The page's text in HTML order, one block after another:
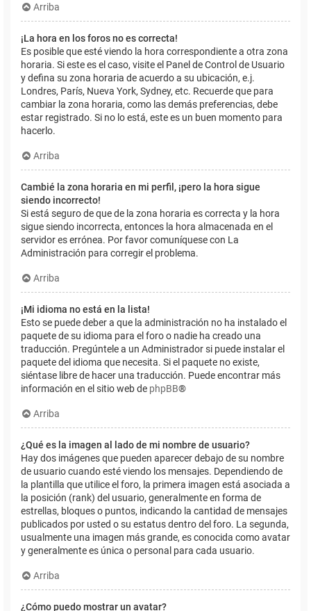
Arriba
¡La hora en los foros no es correcta!
Es posible que esté viendo la hora correspondiente a otra zona
horaria. Si este es el caso, visite el Panel de Control de Usuario
y defina su zona horaria de acuerdo a su ubicación, e.j.
Londres, París, Nueva York, Sydney, etc. Recuerde que para
cambiar la zona horaria, como las demás preferencias, debe
estar registrado. Si no lo está, este es un buen momento para
hacerlo.
Arriba
Cambié la zona horaria en mi perfil, ¡pero la hora sigue
siendo incorrecto!
Si está seguro de que de la zona horaria es correcta y la hora
sigue siendo incorrecta, entonces la hora almacenada en el
servidor es errónea. Por favor comuníquese con La
Administración para corregir el problema.
Arriba
¡Mi idioma no está en la lista!
Esto se puede deber a que la administración no ha instalado el
paquete de su idioma para el foro o nadie ha creado una
traducción. Pregúntele a un Administrador si puede instalar el
paquete del idioma que necesita. Si el paquete no existe,
siéntase libre de hacer una traducción. Puede encontrar más
información en el sitio web de phpBB®
Arriba
¿Qué es la imagen al lado de mi nombre de usuario?
Hay dos imágenes que pueden aparecer debajo de su nombre
de usuario cuando esté viendo los mensajes. Dependiendo de
la plantilla que utilice el foro, la primera imagen está asociada a
la posición (rank) del usuario, generalmente en forma de
estrellas, bloques o puntos, indicando la cantidad de mensajes
publicados por usted o su estatus dentro del foro. La segunda,
usualmente una imagen más grande, es conocida como avatar
y generalmente es única o personal para cada usuario.
Arriba
¿Cómo puedo mostrar un avatar?